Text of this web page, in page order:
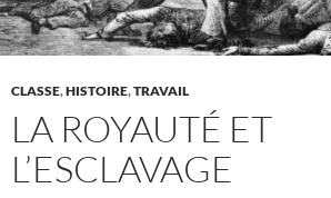
CLASSE,HISTOIRE,TRAVAIL
LA ROYAUTÉ ET
L’ESCLAVAGE